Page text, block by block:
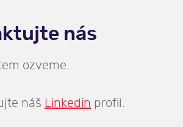
nás
ozveme.
náš Linkedin profil.